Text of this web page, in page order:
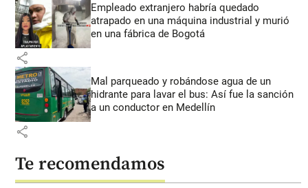
Empleado extranjero habría quedado
atrapado en una máquina industrial y murió
en una fábrica de Bogotá
share
Mal parqueado y robándose agua de un
hidrante para lavar el bus: Así fue la sanción
a un conductor en Medellín
share
Te recomendamos